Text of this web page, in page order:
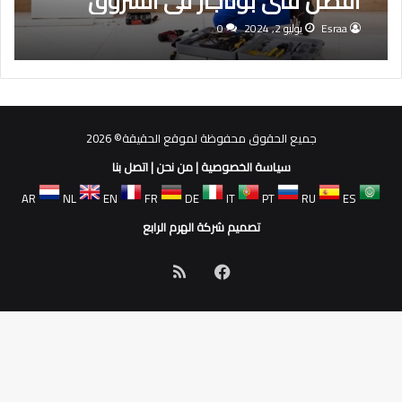
Esraa يوليو 2, 2024 0
جميع الحقوق محفوظة لموقع الحقيقة© 2026
سياسة الخصوصية|من نحن|اتصل بنا
AR
NL EN FR DE IT PT RU
ES
تصميم شركة الهرم الرابع
فيسبوك
الموقع